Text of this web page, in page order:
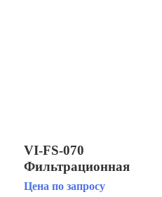
VI-FS-070
Фильтрационная
система для фонтана
Цена по запросу